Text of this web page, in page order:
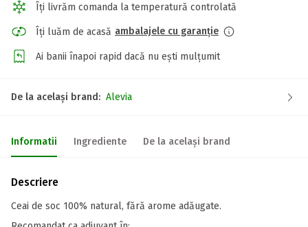
Îți livrăm comanda la temperatură controlată
Îți luăm de acasă ambalajele cu garanție
Ai banii înapoi rapid dacă nu ești mulțumit
De la același brand: Alevia
Informatii Ingrediente De la același brand
Descriere
Ceai de soc 100% natural, fără arome adăugate.